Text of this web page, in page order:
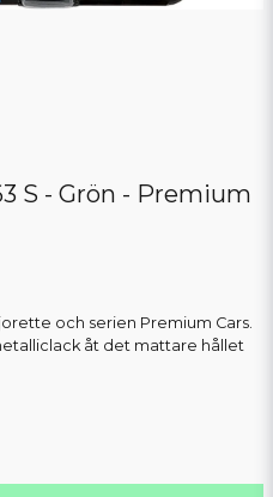
S - Grön - Premium
och serien Premium Cars.
åt det mattare hållet